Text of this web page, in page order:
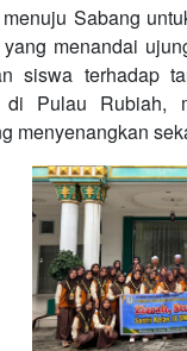
Sabang
menandai
siswa terhadap
di Pulau Rubiah,
menyenangkan